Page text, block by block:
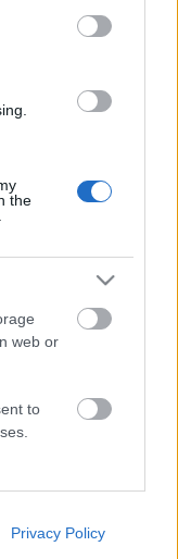
the
web or
to
Privacy Policy
ami még
csak nem is
sőt, az
óriási
hozzá,
is, de lesz még
is.…
minden
a Coolest. Amit